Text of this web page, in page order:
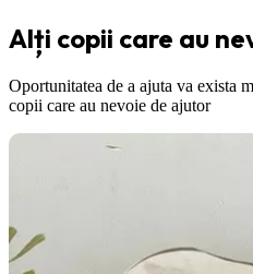
Alți copii care au
Oportunitatea de a ajuta va exista
copii care au nevoie de ajutor